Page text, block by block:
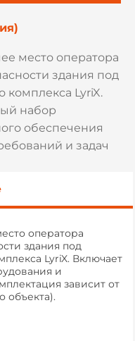
место оператора
здания под
LyriX.
набор
обеспечения
и задач
оператора
здания под
LyriX. Включает
и
зависит от
объекта).